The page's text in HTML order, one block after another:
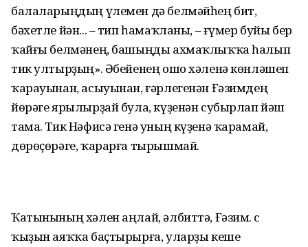
балаларыңдың үлемен дә белмәйһең бит,
бәхетле йән... – тип һамаҡланы, – ғүмер буйы бер
ҡайғы белмәнең, башыңды ахмаҡлыҡҡа һалып
тик ултырҙың». Әбейенең ошо хәленә көнләшеп
ҡарауынан, асыуынан, ғәрлегенән Ғәзимдең
йөрәге ярылырҙай була, күҙенән субырлап йәш
тама. Тик Нәфисә генә уның күҙенә ҡарамай,
дөрөҫөрәге, ҡарарға тырышмай.
Ҡатынының хәлен аңлай, әлбиттә, Ғәзим. Өс
ҡыҙын аяҡҡа баҫтырырға, уларҙы кеше